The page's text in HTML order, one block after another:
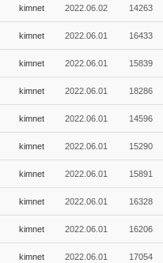
kimnet 2022.06.02 14263
kimnet 2022.06.01 16433
kimnet 2022.06.01 15839
kimnet 2022.06.01 18286
kimnet 2022.06.01 14596
kimnet 2022.06.01 15290
kimnet 2022.06.01 15891
kimnet 2022.06.01 16328
kimnet 2022.06.01 16206
kimnet 2022.06.01 17054